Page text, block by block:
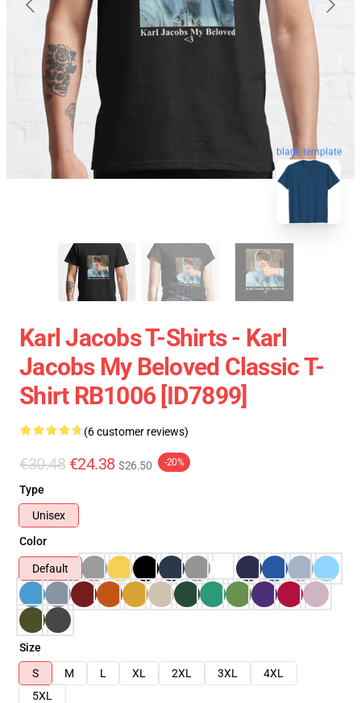
blank template
Karl Jacobs T-Shirts - Karl
Jacobs My Beloved Classic T-
Shirt RB1006 [ID7899]
(6 customer reviews)
€30.48 €24.38 $26.50 -20%
Type
Unisex
Color
Default
Size
S
M L XL 2XL 3XL
4XL
5XL